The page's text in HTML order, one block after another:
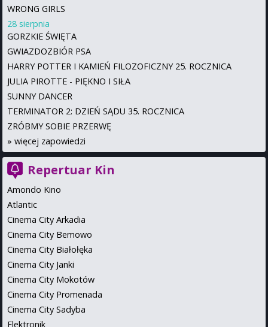
WRONG GIRLS
28 sierpnia
GORZKIE ŚWIĘTA
GWIAZDOZBIÓR PSA
HARRY POTTER I KAMIEŃ FILOZOFICZNY 25. ROCZNICA
JULIA PIROTTE - PIĘKNO I SIŁA
SUNNY DANCER
TERMINATOR 2: DZIEŃ SĄDU 35. ROCZNICA
ZRÓBMY SOBIE PRZERWĘ
» więcej zapowiedzi
Repertuar Kin
Amondo Kino
Atlantic
Cinema City Arkadia
Cinema City Bemowo
Cinema City Białołęka
Cinema City Janki
Cinema City Mokotów
Cinema City Promenada
Cinema City Sadyba
Elektronik